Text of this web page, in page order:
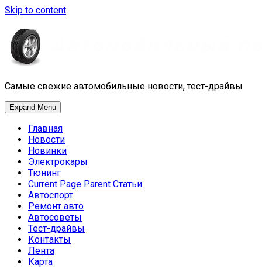
Skip to content
Самые свежие автомобильные новости, тест-драйвы
Expand Menu
Главная
Новости
Новинки
Электрокары
Тюнинг
Current Page Parent Статьи
Автоспорт
Ремонт авто
Автосоветы
Тест-драйвы
Контакты
Лента
Карта